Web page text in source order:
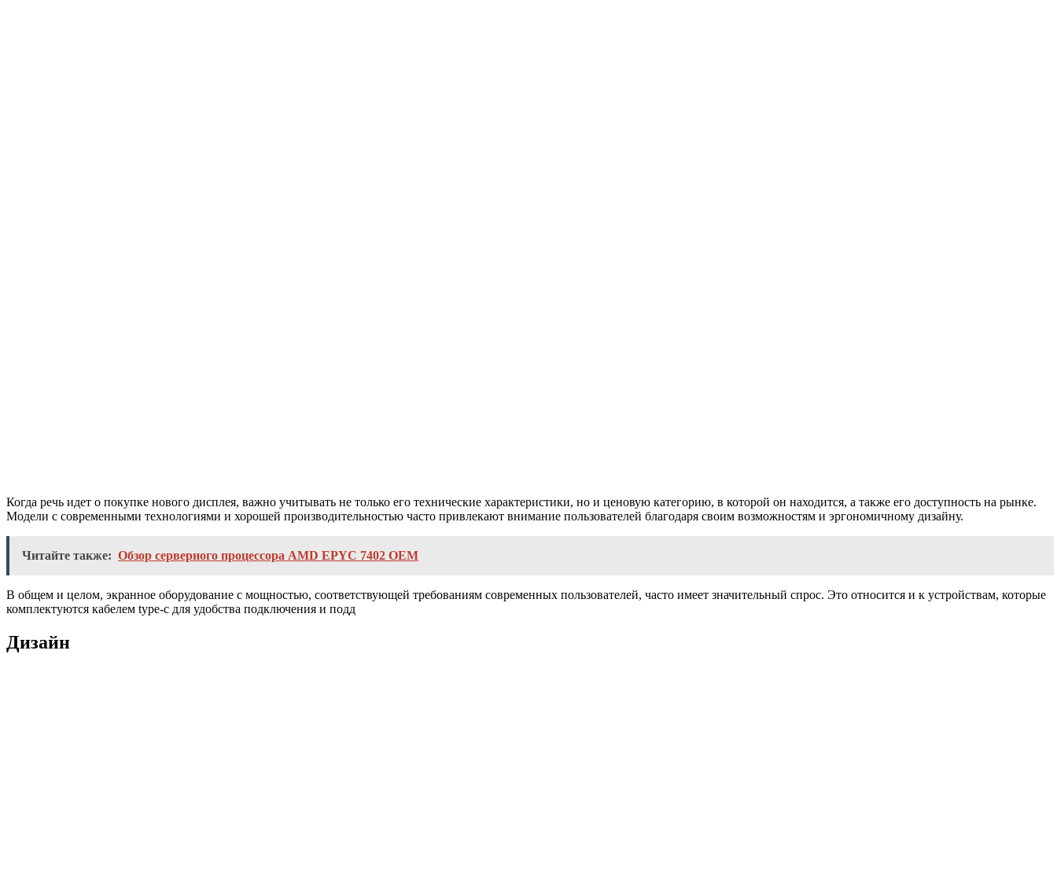
Когда речь идет о покупке нового дисплея, важно учитывать не только его технические характеристики, но и ценовую категорию, в которой он находится, а также его доступность на рынке.
Модели с современными технологиями и хорошей производительностью часто привлекают внимание пользователей благодаря своим возможностям и эргономичному дизайну.
Читайте также: Обзор серверного процессора AMD EPYC 7402 OEM
В общем и целом, экранное оборудование с мощностью, соответствующей требованиям современных пользователей, часто имеет значительный спрос. Это относится и к устройствам, которые
комплектуются кабелем type-c для удобства подключения и подд
Дизайн